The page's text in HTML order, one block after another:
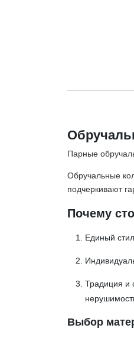
Парные
Обручальные
подчеркивают
Почему
Единый
Традиция и
Выбор